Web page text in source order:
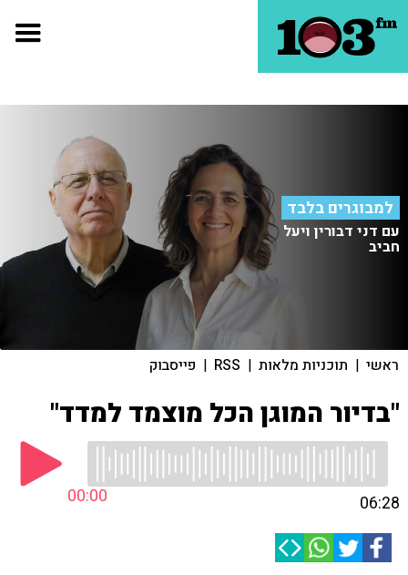
למבוגרים בלבד
עם דני דבורין ויעל
חביב
ראשי | תוכניות מלאות |
RSS
| פייסבוק
"בדיור המוגן הכל מוצמד למדד"
00:00 06:28